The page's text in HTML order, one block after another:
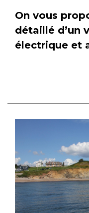
On vous
détaillé d’un
électrique et